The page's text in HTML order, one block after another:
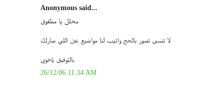
Anonymous said...
محلل يا مطقوق
لا تنسى تصور بالحج واتيب لنا مواضيع عن اللي صارلك
بالتوفيق ياخوي
26/12/06 11:34 AM